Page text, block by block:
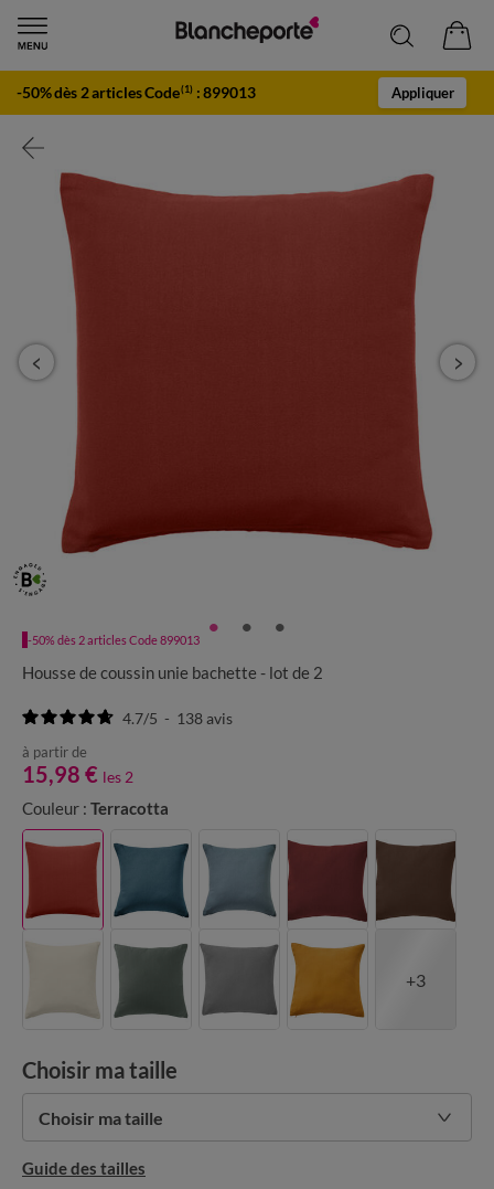
-50% dès 2 articles Code(1) :899013 Appliquer
-50% dès 2 articles Code 899013
Housse de coussin unie bachette - lot de 2
4.7/5 - 138avis
à partir de
15,98 € les 2
Couleur : Terracotta
+3
Choisir ma taille
Choisir ma taille
Guide des tailles